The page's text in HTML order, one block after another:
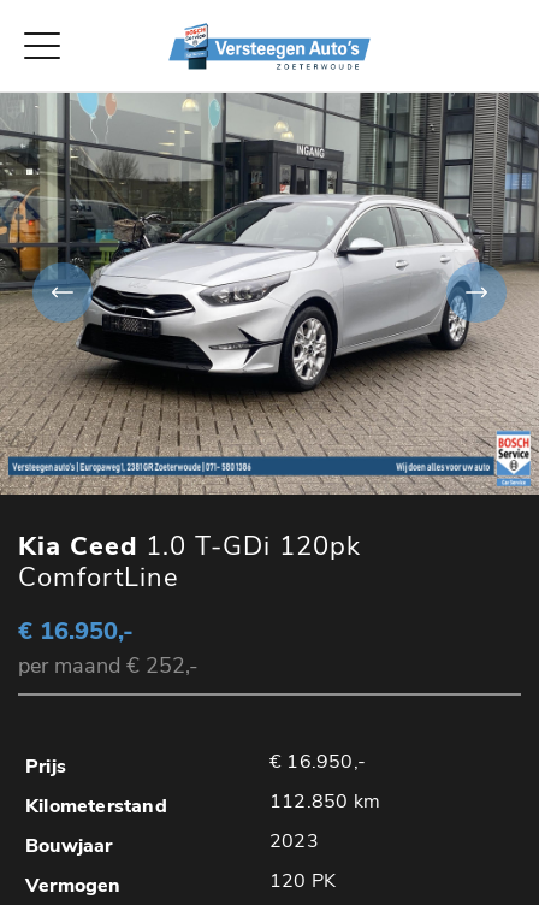
Kia Ceed 1.0 T-GDi 120pk
ComfortLine
€ 16.950,-
per maand € 252,-
€ 16.950,-
112.850 km
2023
120 PK